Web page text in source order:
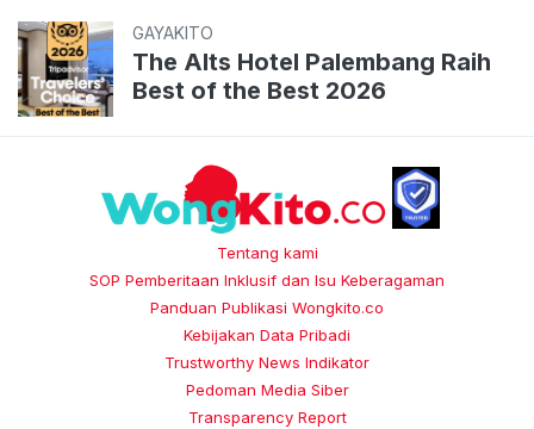
GAYAKITO
The Alts Hotel Palembang Raih
Best of the Best 2026
Tentang kami
SOP Pemberitaan Inklusif dan Isu Keberagaman
Panduan Publikasi Wongkito.co
Kebijakan Data Pribadi
Trustworthy News Indikator
Pedoman Media Siber
Transparency Report